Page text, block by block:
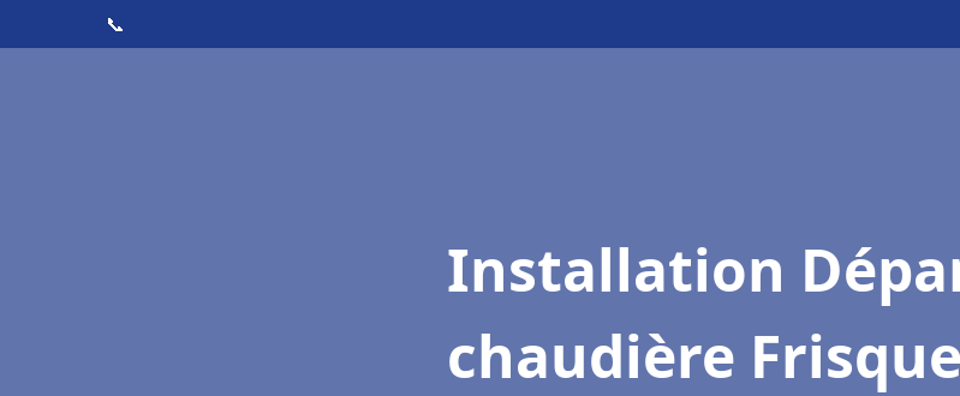
📞
Installation
chaudière